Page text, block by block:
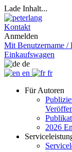
Lade Inhalt...
Kontakt
Anmelden
Mit Benutzername /
Einkaufswagen
de
en
fr
Für Autoren
2026